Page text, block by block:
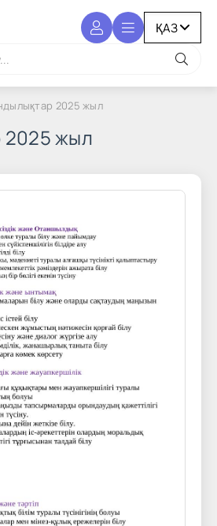
2025 жыл
2025 жыл